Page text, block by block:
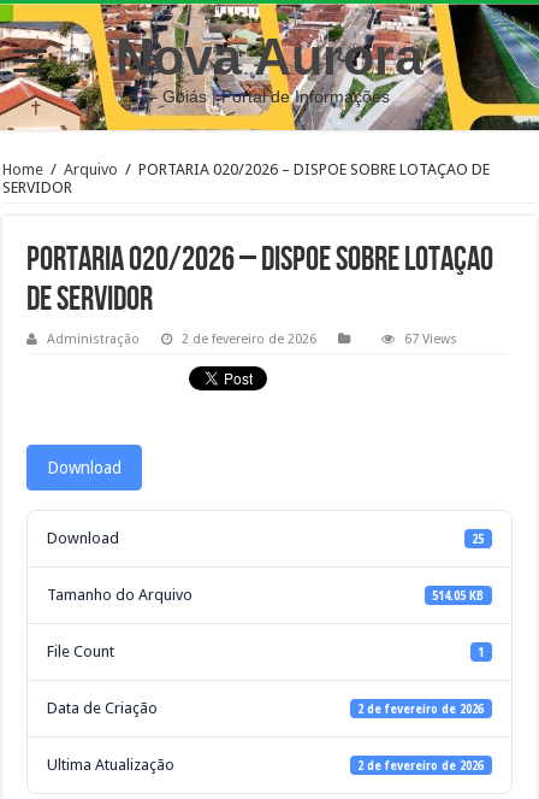
Nova Aurora
– Goiás | Portal de Informações
Home / Arquivo / PORTARIA 020/2026 – DISPOE SOBRE LOTAÇAO DE
SERVIDOR
PORTARIA 020/2026 – DISPOE SOBRE LOTAÇAO
DE SERVIDOR
Administração 2 de fevereiro de 2026 67 Views
Download
Download 25
Tamanho do Arquivo 514.05 KB
File Count 1
Data de Criação 2 de fevereiro de 2026
Ultima Atualização 2 de fevereiro de 2026